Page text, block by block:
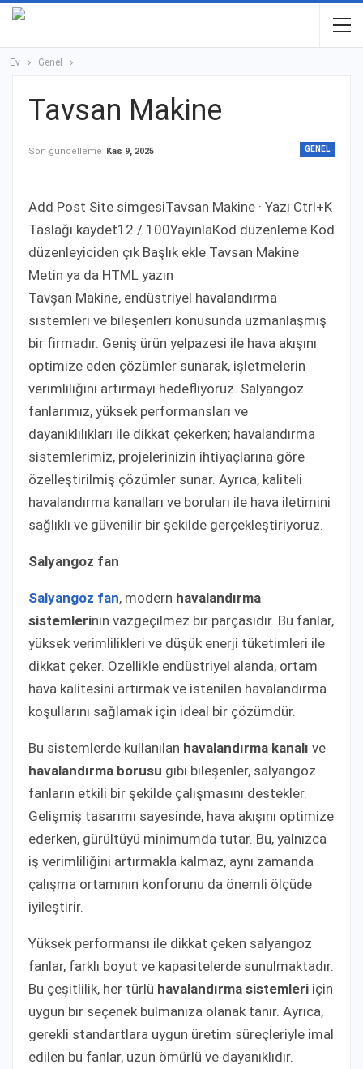
Ev Genel
Tavsan Makine
GENEL
Son güncelleme Kas 9, 2025
Add Post Site simgesiTavsan Makine · Yazı Ctrl+K
Taslağı kaydet12 / 100YayınlaKod düzenleme Kod
düzenleyiciden çık Başlık ekle Tavsan Makine
Metin ya da HTML yazın
Tavşan Makine, endüstriyel havalandırma
sistemleri ve bileşenleri konusunda uzmanlaşmış
bir firmadır. Geniş ürün yelpazesi ile hava akışını
optimize eden çözümler sunarak, işletmelerin
verimliliğini artırmayı hedefliyoruz. Salyangoz
fanlarımız, yüksek performansları ve
dayanıklılıkları ile dikkat çekerken; havalandırma
sistemlerimiz, projelerinizin ihtiyaçlarına göre
özelleştirilmiş çözümler sunar. Ayrıca, kaliteli
havalandırma kanalları ve boruları ile hava iletimini
sağlıklı ve güvenilir bir şekilde gerçekleştiriyoruz.
Salyangoz fan
Salyangoz fan, modern havalandırma
sistemlerinin vazgeçilmez bir parçasıdır. Bu fanlar,
yüksek verimlilikleri ve düşük enerji tüketimleri ile
dikkat çeker. Özellikle endüstriyel alanda, ortam
hava kalitesini artırmak ve istenilen havalandırma
koşullarını sağlamak için ideal bir çözümdür.
Bu sistemlerde kullanılan havalandırma kanalı ve
havalandırma borusu gibi bileşenler, salyangoz
fanların etkili bir şekilde çalışmasını destekler.
Gelişmiş tasarımı sayesinde, hava akışını optimize
ederken, gürültüyü minimumda tutar. Bu, yalnızca
iş verimliliğini artırmakla kalmaz, aynı zamanda
çalışma ortamının konforunu da önemli ölçüde
iyileştirir.
Yüksek performansı ile dikkat çeken salyangoz
fanlar, farklı boyut ve kapasitelerde sunulmaktadır.
Bu çeşitlilik, her türlü havalandırma sistemleri için
uygun bir seçenek bulmanıza olanak tanır. Ayrıca,
gerekli standartlara uygun üretim süreçleriyle imal
edilen bu fanlar, uzun ömürlü ve dayanıklıdır.